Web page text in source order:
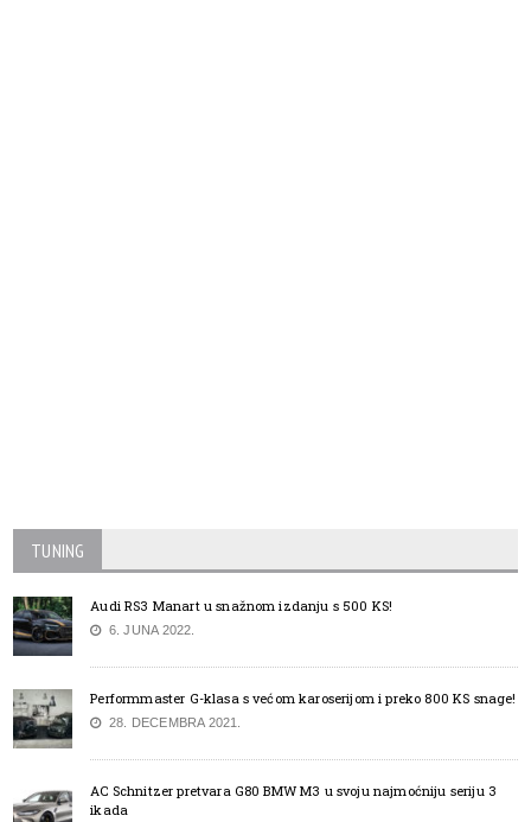
TUNING
Audi RS3 Manart u snažnom izdanju s 500 KS!
6. JUNA 2022.
Performmaster G-klasa s većom karoserijom i preko 800 KS snage!
28. DECEMBRA 2021.
AC Schnitzer pretvara G80 BMW M3 u svoju najmoćniju seriju 3
ikada